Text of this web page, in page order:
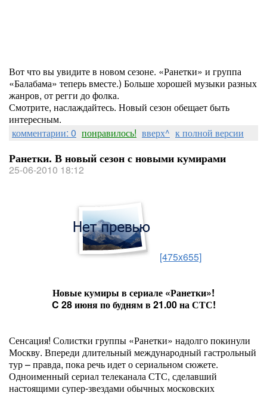
Вот что вы увидите в новом сезоне. «Ранетки» и группа
«Балабама» теперь вместе.) Больше хорошей музыки разных
жанров, от регги до фолка.
Смотрите, наслаждайтесь. Новый сезон обещает быть
интересным.
комментарии: 0 понравилось! вверх^ к полной версии
Ранетки. В новый сезон с новыми кумирами
25-06-2010 18:12
[475x655]
Новые кумиры в сериале «Ранетки»!
C 28 июня по будням в 21.00 на СТС!
Сенсация! Солистки группы «Ранетки» надолго покинули
Москву. Впереди длительный международный гастрольный
тур – правда, пока речь идет о сериальном сюжете.
Одноименный сериал телеканала СТС, сделавший
настоящими супер-звездами обычных московских